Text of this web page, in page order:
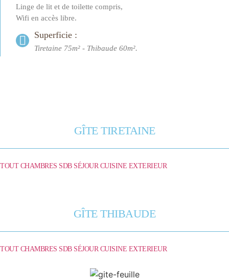
Linge de lit et de toilette compris,
Wifi en accès libre.
Superficie :
Tiretaine 75m² - Thibaude 60m².
GÎTE TIRETAINE
TOUT CHAMBRES SDB SÉJOURCUISINE EXTERIEUR
GÎTE THIBAUDE
TOUT CHAMBRES SDB SÉJOURCUISINE EXTERIEUR